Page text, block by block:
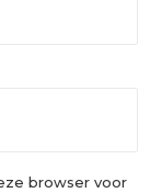
browser voor